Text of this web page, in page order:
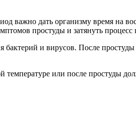
важно дать организму время на
простуды и затянуть процесс
бактерий и вирусов. После
или после простуды